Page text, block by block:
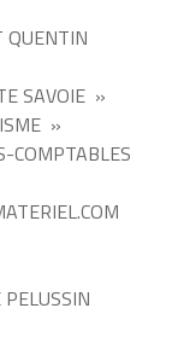
QUENTIN
SAVOIE »
»
COMPTABLES